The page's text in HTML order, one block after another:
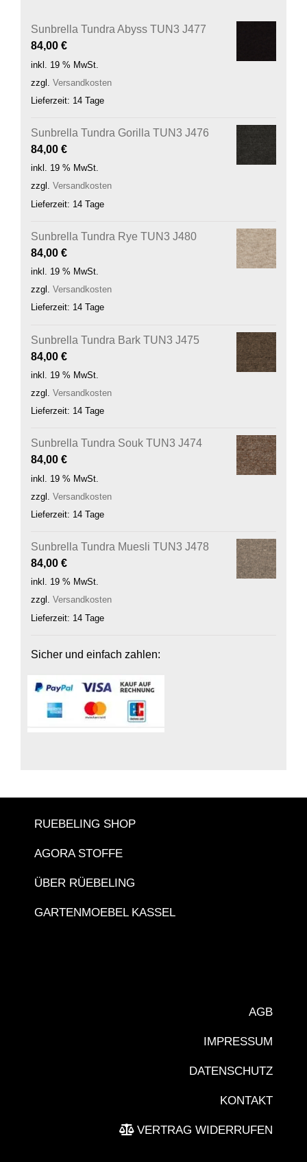
Sunbrella Tundra Abyss TUN3 J477
84,00 €
inkl. 19 % MwSt.
zzgl. Versandkosten
Lieferzeit: 14 Tage
Sunbrella Tundra Gorilla TUN3 J476
84,00 €
inkl. 19 % MwSt.
zzgl. Versandkosten
Lieferzeit: 14 Tage
Sunbrella Tundra Rye TUN3 J480
84,00 €
inkl. 19 % MwSt.
zzgl. Versandkosten
Lieferzeit: 14 Tage
Sunbrella Tundra Bark TUN3 J475
84,00 €
inkl. 19 % MwSt.
zzgl. Versandkosten
Lieferzeit: 14 Tage
Sunbrella Tundra Souk TUN3 J474
84,00 €
inkl. 19 % MwSt.
zzgl. Versandkosten
Lieferzeit: 14 Tage
Sunbrella Tundra Muesli TUN3 J478
84,00 €
inkl. 19 % MwSt.
zzgl. Versandkosten
Lieferzeit: 14 Tage
Sicher und einfach zahlen:
RUEBELING SHOP
AGORA STOFFE
ÜBER RÜEBELING
GARTENMOEBEL KASSEL
AGB
IMPRESSUM
DATENSCHUTZ
KONTAKT
VERTRAG WIDERRUFEN